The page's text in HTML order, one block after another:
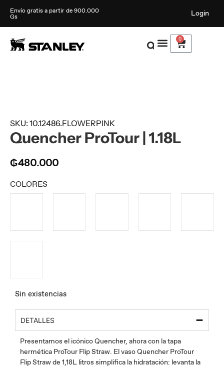
Envío gratis a partir de 900.000
Gs
Login
0
SKU: 10.12486.FLOWERPINK
Quencher ProTour | 1.18L
₲480.000
COLORES
Sin existencias
DETALLES
Presentamos el icónico Quencher, ahora con la tapa
hermética ProTour Flip Straw. El vaso Quencher ProTour
Flip Straw de 1,18L litros simplifica la hidratación: levanta la